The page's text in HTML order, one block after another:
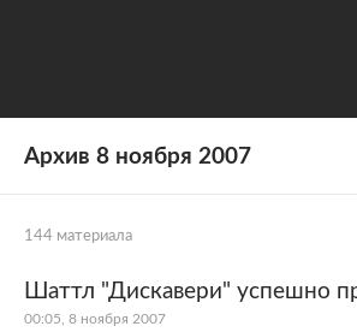
Архив 8 ноября 2007
144 материала
Все рубрики Россия
Шаттл "Дискавери" успешно
00:05, 8 ноября 2007